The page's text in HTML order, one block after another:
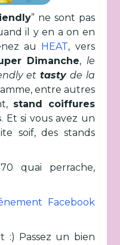
” ne sont pas
il y en a on en
au HEAT, vers
Dimanche, le
ettastyde la
entre autres
stand coiffures
. Et si vous avez un
soif, des stands
quai perrache,
Facebook
:) Passez un bien